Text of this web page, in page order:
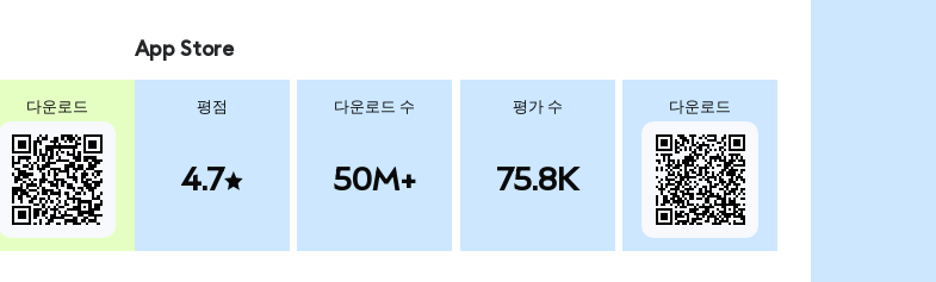
다운로드
App Store
평점
4.7
다운로드 수
50M+
평가 수
75.8K
다운로드